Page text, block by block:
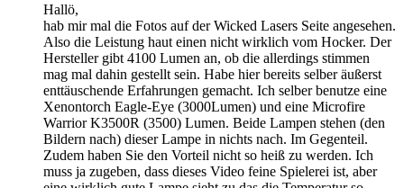
Hallö,
hab mir mal die Fotos auf der Wicked Lasers Seite angesehen.
Also die Leistung haut einen nicht wirklich vom Hocker. Der
Hersteller gibt 4100 Lumen an, ob die allerdings stimmen
mag mal dahin gestellt sein. Habe hier bereits selber äußerst
enttäuschende Erfahrungen gemacht. Ich selber benutze eine
Xenontorch Eagle-Eye (3000Lumen) und eine Microfire
Warrior K3500R (3500) Lumen. Beide Lampen stehen (den
Bildern nach) dieser Lampe in nichts nach. Im Gegenteil.
Zudem haben Sie den Vorteil nicht so heiß zu werden. Ich
muss ja zugeben, dass dieses Video feine Spielerei ist, aber